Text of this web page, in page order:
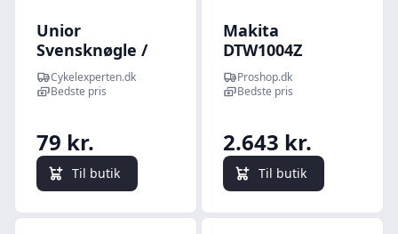
Unior
Svensknøgle /
Skiftenøgle - 11"
(Kort Model)
Cykelexperten.dk
Bedste pris
79 kr.
Til butik
Makita
DTW1004Z
Cordless Impact
Driver (Solo)
Proshop.dk
Bedste pris
2.643 kr.
Til butik